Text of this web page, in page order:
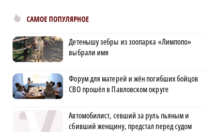
САМОЕ ПОПУЛЯРНОЕ
Детенышу зебры из зоопарка «Лимпопо»
выбрали имя
Форум для матерей и жён погибших бойцов
СВО прошёл в Павловском округе
Автомобилист, севший за руль пьяным и
сбивший женщину, предстал перед судом